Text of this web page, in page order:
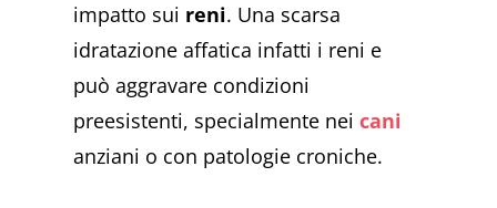
impatto sui reni. Una scarsa
idratazione affatica infatti i reni e
può aggravare condizioni
preesistenti, specialmente neicani
anziani o con patologie croniche.